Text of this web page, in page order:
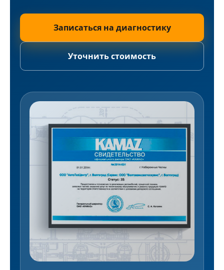
Записаться на диагностику
Уточнить стоимость